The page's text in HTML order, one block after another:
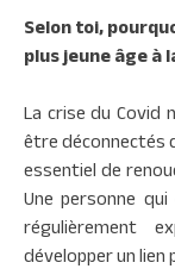
Selon toi,
plus jeune âge
La crise du Covid
être déconnectés
essentiel de
Une personne
régulièrement
développer un